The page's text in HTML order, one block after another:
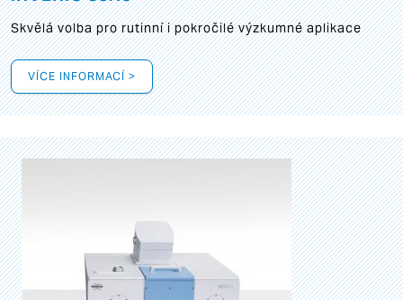
Skvělá volba pro rutinní i pokročilé výzkumné aplikace
VÍCE INFORMACÍ >